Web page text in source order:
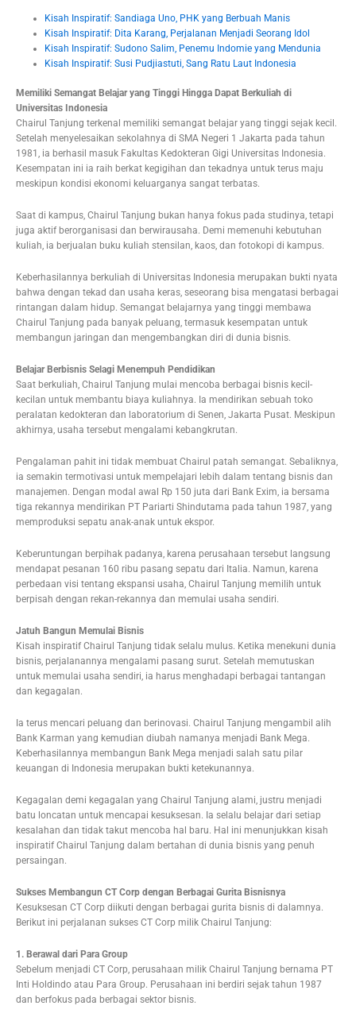
Kisah Inspiratif: Sandiaga Uno, PHK yang Berbuah Manis
Kisah Inspiratif: Dita Karang, Perjalanan Menjadi Seorang Idol
Kisah Inspiratif: Sudono Salim, Penemu Indomie yang Mendunia
Kisah Inspiratif: Susi Pudjiastuti, Sang Ratu Laut Indonesia
Memiliki Semangat Belajar yang Tinggi Hingga Dapat Berkuliah di
Universitas Indonesia
Chairul Tanjung terkenal memiliki semangat belajar yang tinggi sejak kecil.
Setelah menyelesaikan sekolahnya di SMA Negeri 1 Jakarta pada tahun
1981, ia berhasil masuk Fakultas Kedokteran Gigi Universitas Indonesia.
Kesempatan ini ia raih berkat kegigihan dan tekadnya untuk terus maju
meskipun kondisi ekonomi keluarganya sangat terbatas.
Saat di kampus, Chairul Tanjung bukan hanya fokus pada studinya, tetapi
juga aktif berorganisasi dan berwirausaha. Demi memenuhi kebutuhan
kuliah, ia berjualan buku kuliah stensilan, kaos, dan fotokopi di kampus.
Keberhasilannya berkuliah di Universitas Indonesia merupakan bukti nyata
bahwa dengan tekad dan usaha keras, seseorang bisa mengatasi berbagai
rintangan dalam hidup. Semangat belajarnya yang tinggi membawa
Chairul Tanjung pada banyak peluang, termasuk kesempatan untuk
membangun jaringan dan mengembangkan diri di dunia bisnis.
Belajar Berbisnis Selagi Menempuh Pendidikan
Saat berkuliah, Chairul Tanjung mulai mencoba berbagai bisnis kecil-
kecilan untuk membantu biaya kuliahnya. Ia mendirikan sebuah toko
peralatan kedokteran dan laboratorium di Senen, Jakarta Pusat. Meskipun
akhirnya, usaha tersebut mengalami kebangkrutan.
Pengalaman pahit ini tidak membuat Chairul patah semangat. Sebaliknya,
ia semakin termotivasi untuk mempelajari lebih dalam tentang bisnis dan
manajemen. Dengan modal awal Rp 150 juta dari Bank Exim, ia bersama
tiga rekannya mendirikan PT Pariarti Shindutama pada tahun 1987, yang
memproduksi sepatu anak-anak untuk ekspor.
Keberuntungan berpihak padanya, karena perusahaan tersebut langsung
mendapat pesanan 160 ribu pasang sepatu dari Italia. Namun, karena
perbedaan visi tentang ekspansi usaha, Chairul Tanjung memilih untuk
berpisah dengan rekan-rekannya dan memulai usaha sendiri.
Jatuh Bangun Memulai Bisnis
Kisah inspiratif Chairul Tanjung tidak selalu mulus. Ketika menekuni dunia
bisnis, perjalanannya mengalami pasang surut. Setelah memutuskan
untuk memulai usaha sendiri, ia harus menghadapi berbagai tantangan
dan kegagalan.
Ia terus mencari peluang dan berinovasi. Chairul Tanjung mengambil alih
Bank Karman yang kemudian diubah namanya menjadi Bank Mega.
Keberhasilannya membangun Bank Mega menjadi salah satu pilar
keuangan di Indonesia merupakan bukti ketekunannya.
Kegagalan demi kegagalan yang Chairul Tanjung alami, justru menjadi
batu loncatan untuk mencapai kesuksesan. Ia selalu belajar dari setiap
kesalahan dan tidak takut mencoba hal baru. Hal ini menunjukkan kisah
inspiratif Chairul Tanjung dalam bertahan di dunia bisnis yang penuh
persaingan.
Sukses Membangun CT Corp dengan Berbagai Gurita Bisnisnya
Kesuksesan CT Corp diikuti dengan berbagai gurita bisnis di dalamnya.
Berikut ini perjalanan sukses CT Corp milik Chairul Tanjung:
1. Berawal dari Para Group
Sebelum menjadi CT Corp, perusahaan milik Chairul Tanjung bernama PT
Inti Holdindo atau Para Group. Perusahaan ini berdiri sejak tahun 1987
dan berfokus pada berbagai sektor bisnis.